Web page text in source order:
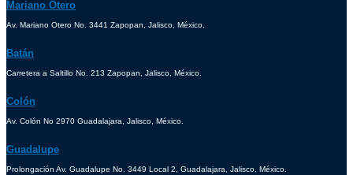
Mariano Otero
Av. Mariano Otero No. 3441 Zapopan, Jalisco, México.
Batán
Carretera a Saltillo No. 213 Zapopan, Jalisco, México.
Colón
Av. Colón No 2970 Guadalajara, Jalisco, México.
Guadalupe
Prolongación Av. Guadalupe No. 3449 Local 2, Guadalajara, Jalisco, México.